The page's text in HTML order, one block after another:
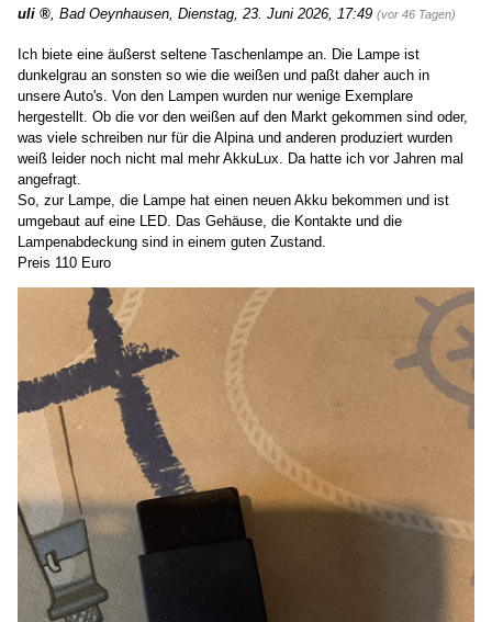
uli Bad Oeynhausen Dienstag, 23. Juni 2026, 17:49 (vor 46 Tagen)
Ich biete eine äußerst seltene Taschenlampe an. Die Lampe ist
dunkelgrau an sonsten so wie die weißen und paßt daher auch in
unsere Auto's. Von den Lampen wurden nur wenige Exemplare
hergestellt. Ob die vor den weißen auf den Markt gekommen sind oder,
was viele schreiben nur für die Alpina und anderen produziert wurden
weiß leider noch nicht mal mehr AkkuLux. Da hatte ich vor Jahren mal
angefragt.
So, zur Lampe, die Lampe hat einen neuen Akku bekommen und ist
umgebaut auf eine LED. Das Gehäuse, die Kontakte und die
Lampenabdeckung sind in einem guten Zustand.
Preis 110 Euro